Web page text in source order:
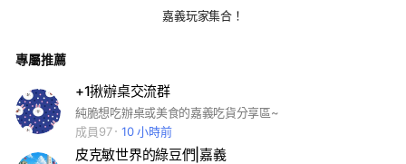
嘉義玩家集合！
專屬推薦
+1揪辦桌交流群
純脆想吃辦桌或美食的嘉義吃貨分享區~
成員97
10 小時前
皮克敏世界的綠豆們|嘉義